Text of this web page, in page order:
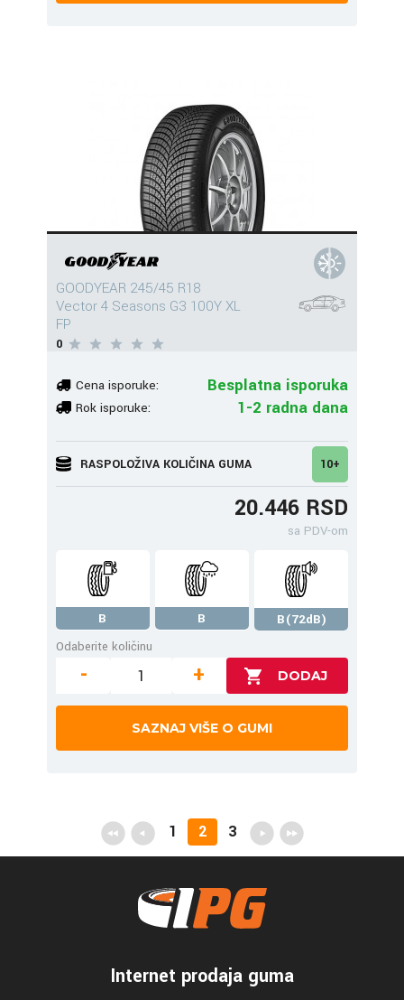
GOODYEAR 245/45 R18
Vector 4 Seasons G3 100Y XL
FP
0
Cena isporuke: Besplatna isporuka
Rok isporuke: 1-2 radna dana
RASPOLOŽIVA KOLIČINA GUMA 10+
20.446 RSD
sa PDV-om
B B
B(72dB)
Odaberite količinu
- +
SAZNAJ VIŠE O GUMI
1 2 3
Internet prodaja guma